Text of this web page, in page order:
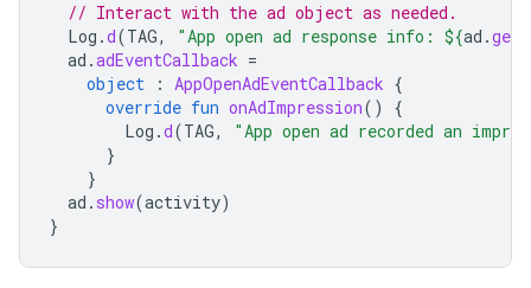
// Interact with the ad object as needed.
Log .d(TAG, "App open ad response info: ${ad .
ad .adEventCallback =
object
: AppOpenAdEventCallback {
override fun onAdImpression()
{
Log .d(TAG,
"App open ad recorded an
}
}
ad . show(activity)
}